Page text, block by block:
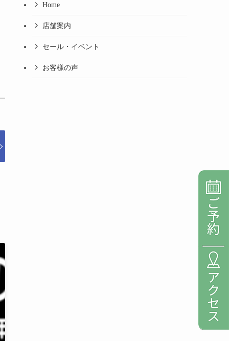
Home
店舗案内
セール・イベント
お客様の声